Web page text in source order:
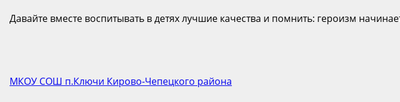
Давайте вместе воспитывать в детях лучшие качества и помнить: героизм
МКОУ СОШ п.Ключи Кирово-Чепецкого района